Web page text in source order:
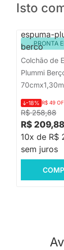
Isto
PRONTA
Colchão de
Plummi
R$ 258,88
-18% R$ 49
R$ 209,88
10x de R$
sem juros